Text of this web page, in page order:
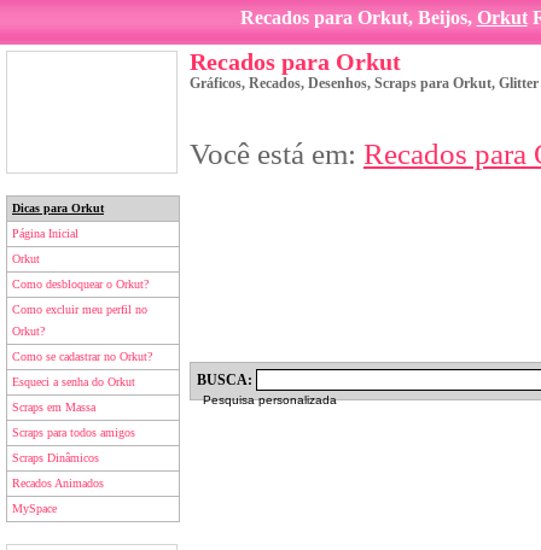
Recados para Orkut, Beijos, Orkut
Dicas para Orkut
Página Inicial
Orkut
Como desbloquear o Orkut?
Como excluir meu perfil no
Orkut?
Como se cadastrar no Orkut?
Esqueci a senha do Orkut
Scraps em Massa
Scraps para todos amigos
Scraps Dinâmicos
Recados Animados
MySpace
Recados para Orkut
Gráficos, Recados, Desenhos, Scraps para Orkut,
Você está em: Recados para
BUSCA:
Pesquisa personalizada